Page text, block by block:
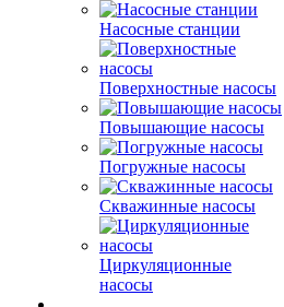
Насосные станции
Поверхностные насосы
Повышающие насосы
Погружные насосы
Скважинные насосы
Циркуляционные
насосы